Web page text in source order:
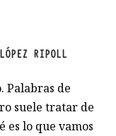
RIPOLL
Palabras de
suele tratar de
es lo que vamos